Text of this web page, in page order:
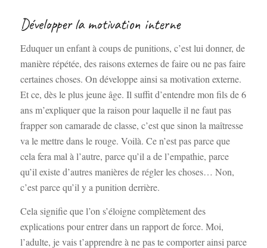
Développer la motivation interne
Eduquer un enfant à coups de punitions, c’est lui donner, de
manière répétée, des raisons externes de faire ou ne pas faire
certaines choses. On développe ainsi sa motivation externe.
Et ce, dès le plus jeune âge. Il suffit d’entendre mon fils de 6
ans m’expliquer que la raison pour laquelle il ne faut pas
frapper son camarade de classe, c’est que sinon la maîtresse
va le mettre dans le rouge. Voilà. Ce n’est pas parce que
cela fera mal à l’autre, parce qu’il a de l’empathie, parce
qu’il existe d’autres manières de régler les choses… Non,
c’est parce qu’il y a punition derrière.
Cela signifie que l’on s’éloigne complètement des
explications pour entrer dans un rapport de force. Moi,
l’adulte, je vais t’apprendre à ne pas te comporter ainsi parce